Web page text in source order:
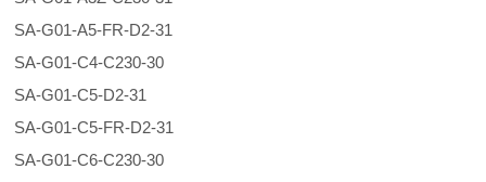
SA-G01-A5-FR-D2-31
SA-G01-C4-C230-30
SA-G01-C5-D2-31
SA-G01-C5-FR-D2-31
SA-G01-C6-C230-30